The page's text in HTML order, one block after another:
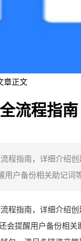
章正文
流程指南
程指南，详细介绍
用户备份相关助记
程指南，详细介绍
会提醒用户备份相